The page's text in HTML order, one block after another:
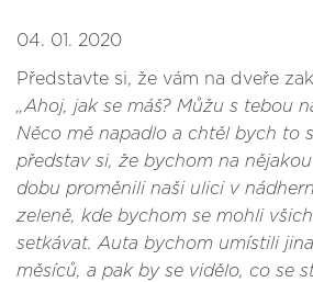
04. 01. 2020
Představte si, že vám na dveře
„Ahoj, jak se máš? Můžu s tebou
Něco mě napadlo a chtěl bych to
představ si, že bychom na
dobu proměnili naši ulici v
zeleně, kde bychom se mohli
setkávat. Auta bychom umístili
měsíců, a pak by se vidělo, co se